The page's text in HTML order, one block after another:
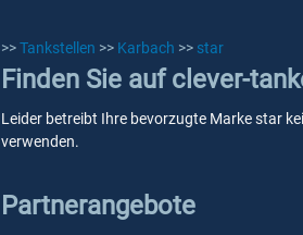
>>Tankstellen >> Karbach >> star
Finden Sie auf clever-
Leider betreibt Ihre bevorzugte Marke star
verwenden.
Partnerangebote